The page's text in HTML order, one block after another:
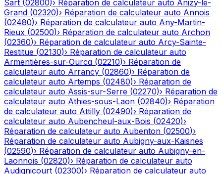
Sart (02800)› Réparation de calculateur auto Anizy-le-
Grand (02320)› Réparation de calculateur auto Annois
(02480)› Réparation de calculateur auto Any-Martin-
Rieux (02500)› Réparation de calculateur auto Archon
(02360)› Réparation de calculateur auto Arcy-Sainte-
Restitue (02130)› Réparation de calculateur auto
Armentières-sur-Ourcq (02210)› Réparation de
calculateur auto Arrancy (02860)› Réparation de
calculateur auto Artemps (02480)› Réparation de
calculateur auto Assis-sur-Serre (02270)› Réparation de
calculateur auto Athies-sous-Laon (02840)› Réparation
de calculateur auto Attilly (02490)› Réparation de
calculateur auto Aubencheul-aux-Bois (02420)›
Réparation de calculateur auto Aubenton (02500)›
Réparation de calculateur auto Aubigny-aux-Kaisnes
(02590)› Réparation de calculateur auto Aubigny-en-
Laonnois (02820)› Réparation de calculateur auto
Audignicourt (02300)› Réparation de calculateur auto